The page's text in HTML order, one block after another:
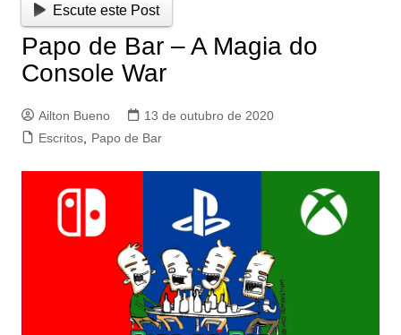
Escute este Post
Papo de Bar – A Magia do
Console War
Ailton Bueno
13 de outubro de 2020
Escritos, Papo de Bar